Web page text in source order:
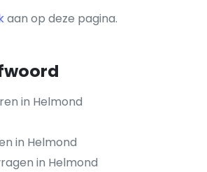
aan op deze pagina.
in Helmond
in Helmond
in Helmond